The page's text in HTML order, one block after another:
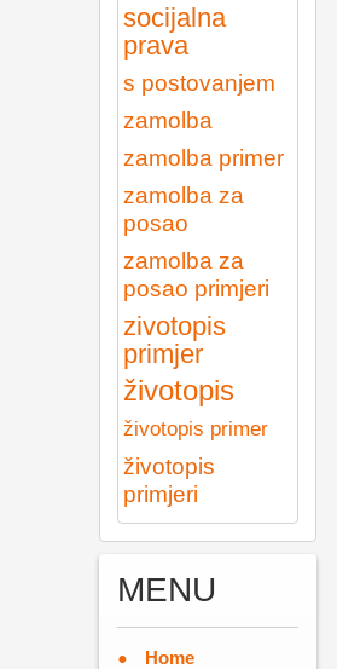
socijalna
prava
s postovanjem
zamolba
zamolba primer
zamolba za
posao
zamolba za
posao primjeri
zivotopis
primjer
životopis
životopis primer
životopis
primjeri
MENU
Home